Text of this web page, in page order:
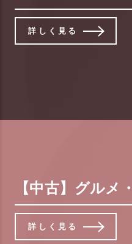
詳しく見る
【中古】グルメ
詳しく見る